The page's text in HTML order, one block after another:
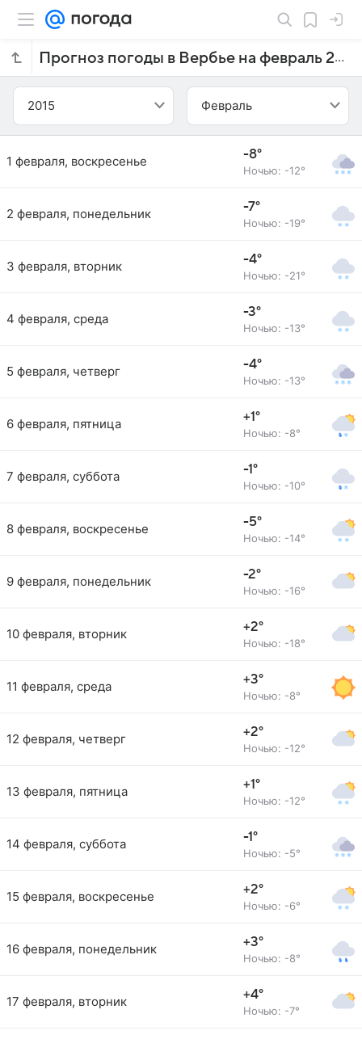
Прогноз погоды в Вербье на февраль 2015 года
2015 Февраль
1 февраля, воскресенье -8°
Ночью: -12°
2 февраля, понедельник -7°
Ночью: -19°
3 февраля, вторник -4°
Ночью: -21°
4 февраля, среда -3°
Ночью: -13°
5 февраля, четверг -4°
Ночью: -13°
6 февраля, пятница +1°
Ночью: -8°
7 февраля, суббота -1°
Ночью: -10°
8 февраля, воскресенье -5°
Ночью: -14°
9 февраля, понедельник -2°
Ночью: -16°
10 февраля, вторник +2°
Ночью: -18°
11 февраля, среда +3°
Ночью: -8°
12 февраля, четверг +2°
Ночью: -12°
13 февраля, пятница +1°
Ночью: -12°
14 февраля, суббота -1°
Ночью: -5°
15 февраля, воскресенье +2°
Ночью: -6°
16 февраля, понедельник +3°
Ночью: -8°
17 февраля, вторник +4°
Ночью: -7°